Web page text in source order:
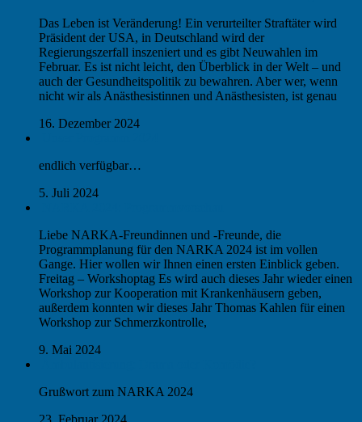
Das Leben ist Veränderung! Ein verurteilter Straftäter wird
Präsident der USA, in Deutschland wird der
Regierungszerfall inszeniert und es gibt Neuwahlen im
Februar. Es ist nicht leicht, den Überblick in der Welt – und
auch der Gesundheitspolitik zu bewahren. Aber wer, wenn
nicht wir als Anästhesistinnen und Anästhesisten, ist genau
16. Dezember 2024
endlich verfügbar…
5. Juli 2024
Liebe NARKA-Freundinnen und -Freunde, die
Programmplanung für den NARKA 2024 ist im vollen
Gange. Hier wollen wir Ihnen einen ersten Einblick geben.
Freitag – Workshoptag Es wird auch dieses Jahr wieder einen
Workshop zur Kooperation mit Krankenhäusern geben,
außerdem konnten wir dieses Jahr Thomas Kahlen für einen
Workshop zur Schmerzkontrolle,
9. Mai 2024
Grußwort zum NARKA 2024
23. Februar 2024